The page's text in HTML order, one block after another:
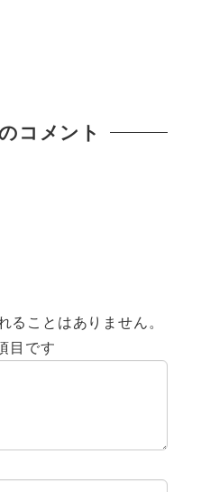
コメント
ることはありません。
目です